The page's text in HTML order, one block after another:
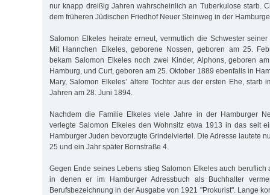
nur knapp dreißig Jahren wahrscheinlich an Tuberkulose starb.
dem früheren Jüdischen Friedhof Neuer Steinweg in der
Salomon Elkeles heirate erneut, vermutlich die Schwester
Mit Hannchen Elkeles, geborene Nossen, geboren am 25.
bekam Salomon Elkeles noch zwei Kinder, Alphons, geboren
Hamburg, und Curt, geboren am 25. Oktober 1889 ebenfalls in
Mary, Salomon Elkeles’ ältere Tochter aus der ersten Ehe, starb
Jahren am 28. Juni 1894.
Nachdem die Familie Elkeles viele Jahre in der Hamburger
verlegte Salomon Elkeles den Wohnsitz etwa 1913 in das seit
Hamburger Juden bevorzugte Grindelviertel. Die Adresse lautete
25 und ein Jahr später Bornstraße 4.
Gegen Ende seines Lebens stieg Salomon Elkeles auch beruflich
in denen er im Hamburger Adressbuch als Buchhalter
Berufsbezeichnung in der Ausgabe von 1921 "Prokurist". Lange